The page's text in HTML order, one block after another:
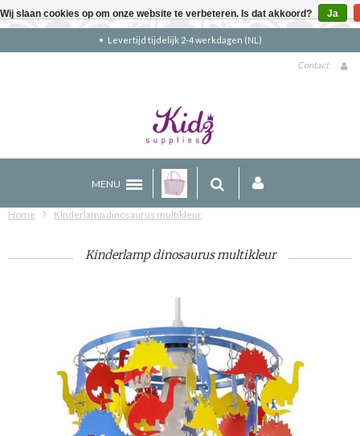
Gratis verzending boven €90 (NL)
Contact
MENU
Home Kinderlamp dinosaurus multikleur
Kinderlamp dinosaurus multikleur
Wij slaan cookies op om onze website te verbeteren. Is dat akkoord? Ja